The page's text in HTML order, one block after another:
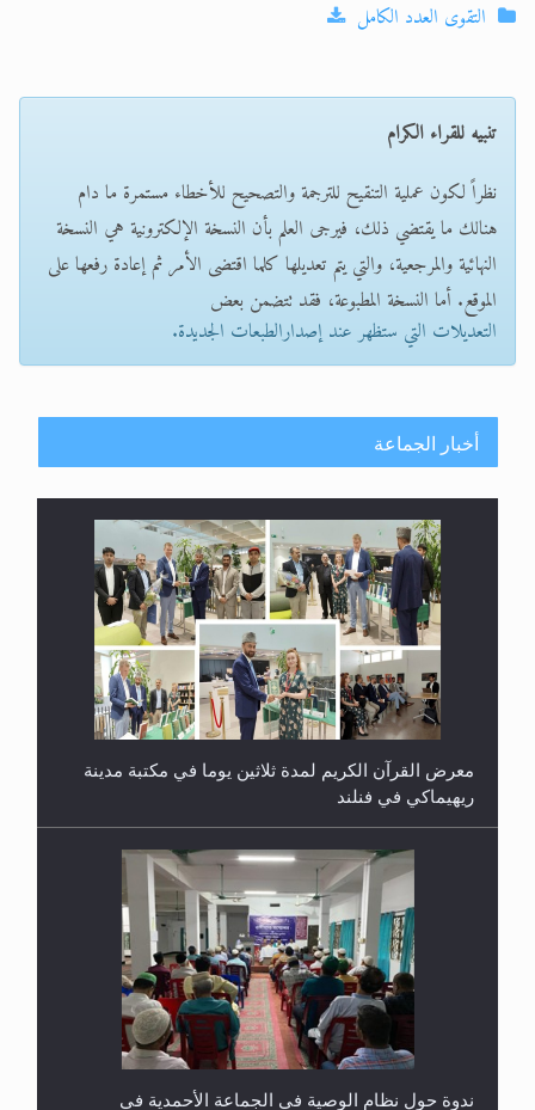
التقوى العدد الكامل
تنبيه للقراء الكرام
نظراً لكون عملية التنقيح للترجمة والتصحيح للأخطاء مستمرة ما دام
هنالك ما يقتضي ذلك، فيرجى العلم بأن النسخة الإلكترونية هي النسخة
النهائية والمرجعية، والتي يتم تعديلها كلما اقتضى الأمر ثم إعادة رفعها على
الموقع. أما النسخة المطبوعة، فقد تتضمن بعض
التعديلات التي ستظهر عند إصدارالطبعات الجديدة.
أخبار الجماعة
معرض القرآن الكريم لمدة ثلاثين يوما في مكتبة مدينة
ريهيماكي في فنلند
ندوة حول نظام الوصية في الجماعة الأحمدية في